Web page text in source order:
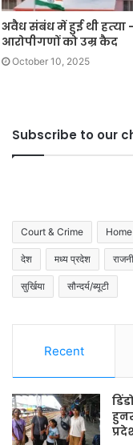
अवैध संबंध में हुई थी हत्‍या
आरोपीगणों को उम्र कैद
October 10, 2025
Subscribe to our
Court & Crime Home
देश मध्य प्रदेश
सुर्खिया सौन्दर्य/ब्यूटी
Recent